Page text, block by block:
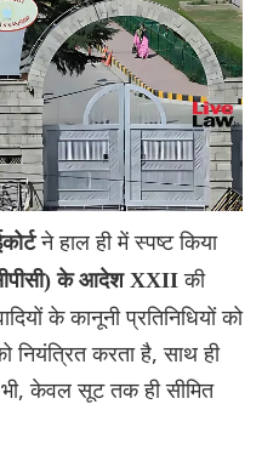
ने हाल ही में स्पष्ट किया
के आदेश XXIIकी
के कानूनी प्रतिनिधियों को
नियंत्रित करता है, साथ ही
केवल सूट तक ही सीमित